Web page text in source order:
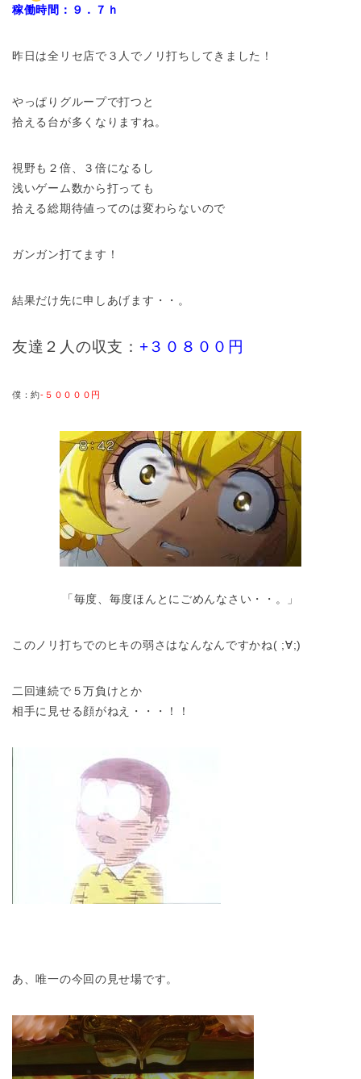
稼働時間：９．７ｈ
昨日は全リセ店で３人でノリ打ちしてきました！
やっぱりグループで打つと
拾える台が多くなりますね。
視野も２倍、３倍になるし
浅いゲーム数から打っても
拾える総期待値ってのは変わらないので
ガンガン打てます！
結果だけ先に申しあげます・・。
友達２人の収支： +３０８００円
僕：約-５００００円
「毎度、毎度ほんとにごめんなさい・・。」
このノリ打ちでのヒキの弱さはなんなんですかね( ;∀;)
二回連続で５万負けとか
相手に見せる顔がねえ・・・！！
あ、唯一の今回の見せ場です。